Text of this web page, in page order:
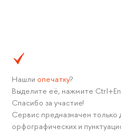
Нашли опечатку?
Выделите её, нажмите
Спасибо за участие!
Сервис предназначен
орфографических и